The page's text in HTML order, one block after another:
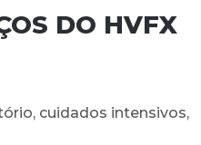
DO HVFX
cuidados intensivos,